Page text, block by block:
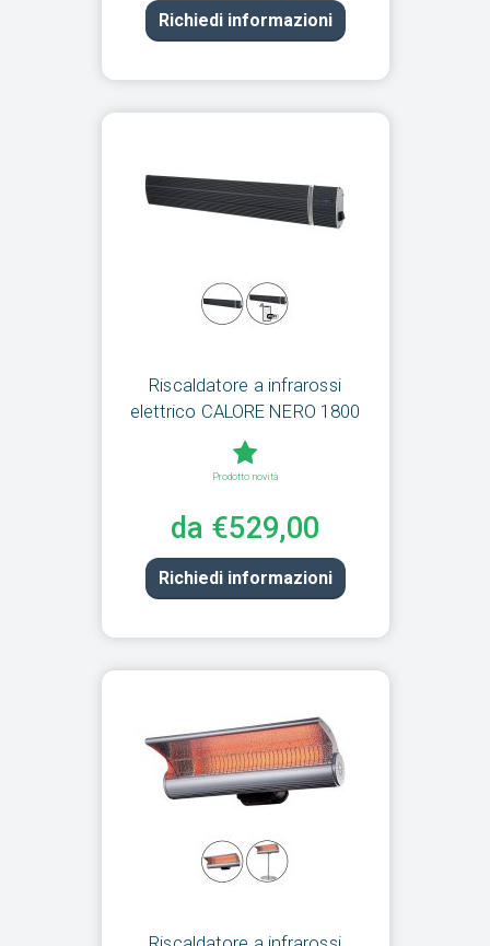
Richiedi informazioni
Riscaldatore a infrarossi
elettrico CALORE NERO 1800
Prodotto novità
da €529,00
Richiedi informazioni